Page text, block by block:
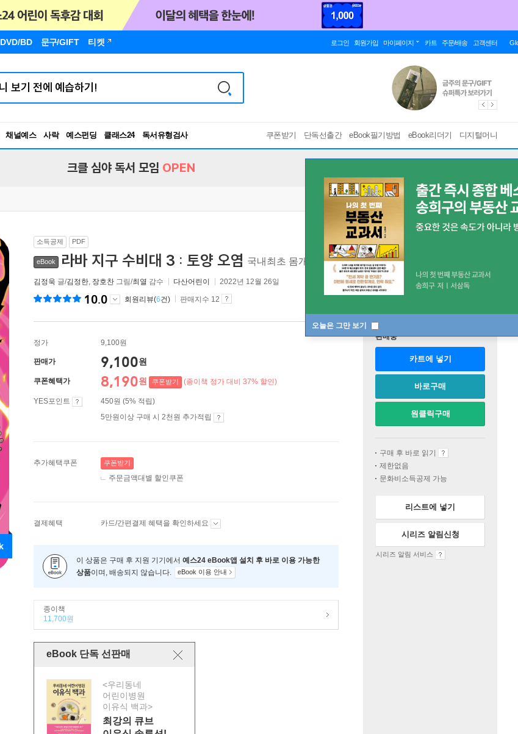
DVD/BD 문구/GIFT 티켓 로그인 회원가입 마이페이지 카트 주문/배송 고객센터
채널예스 사락 예스펀딩 클래스24
독서유형검사
RBTI Lab
쿠폰받기 단독선출간 eBook필기방법 eBook리더기 디지털머니
오늘은 그만 보기
크클 심야 독서 모임 OPEN
소득공제 PDF
eBook 라바 지구 수비대 3 : 토양 오염 국내최초 몸개그 액션 환경학습만화
김정욱 글/김정한, 장호찬 그림/최열 감수 다산어린이 2022년 12월 26일
10.0 회원리뷰(6건) 판매지수 12
정가 9,100원
판매가 9,100원
쿠폰혜택가 8,190원 쿠폰받기 (종이책 정가 대비 37% 할인)
YES포인트
450원 (5% 적립)
5만원이상 구매 시 2천원 추가적립
추가혜택쿠폰 쿠폰받기
주문금액대별 할인쿠폰
결제혜택 카드/간편결제 혜택을 확인하세요
이 상품은 구매 후 지원 기기에서 예스24 eBook앱 설치 후 바로 이용 가능한
상품이며, 배송되지 않습니다. eBook 이용 안내
종이책
11,700원
eBook 단독 선판매
<우리동네
어린이병원
이유식 백과>
최강의 큐브
판매중
카트에 넣기
바로구매
원클릭구매
구매 후 바로 읽기
제한없음
문화비소득공제 가능
리스트에 넣기
시리즈 알림신청
시리즈 알림 서비스